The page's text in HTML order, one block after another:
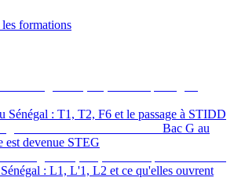
formations
Sénégal : T1, T2, F6 et le passage à STIDD
Bac G au
est devenue STEG
: L1, L'1, L2 et ce qu'elles ouvrent